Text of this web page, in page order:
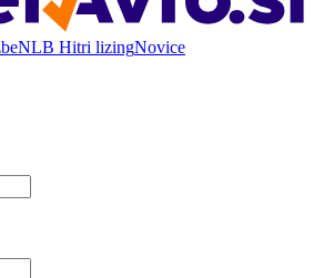
NLB Hitri lizingNovice